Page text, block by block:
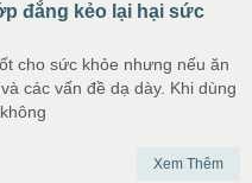
đắng kẻo lại hại sức
cho sức khỏe nhưng nếu ăn
các vấn đề dạ dày. Khi dùng
Xem Thêm